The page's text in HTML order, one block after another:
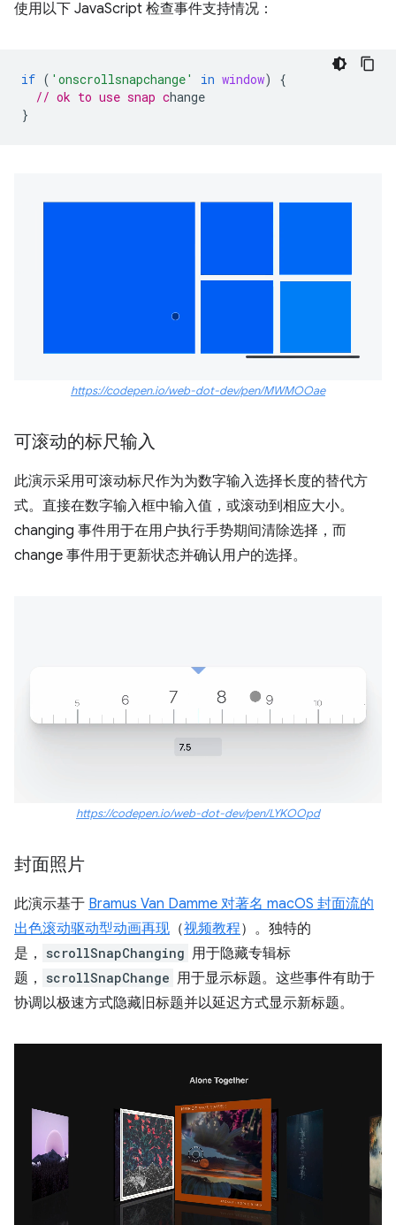
使用以下 JavaScript 检查事件支持情况：
if ( 'onscrollsnapchange' in window)
{
// ok to use snap c
}
https://codepen.io/web-dot-dev/pen/MWMOOae
可滚动的标尺输入
此演示采用可滚动标尺作为为数字输入选择长度的替代方
式。直接在数字输入框中输入值，或滚动到相应大小。
changing 事件用于在用户执行手势期间清除选择，而
change 事件用于更新状态并确认用户的选择。
https://codepen.io/web-dot-dev/pen/LYKOOpd
封面照片
此演示基于 Bramus Van Damme 对著名 macOS 封面流的
出色滚动驱动型动画再现 （视频教程）。独特的
是，
scrollSnapChanging 用于隐藏专辑标
题，
scrollSnapChange 用于显示标题。这些事件有助于
协调以极速方式隐藏旧标题并以延迟方式显示新标题。